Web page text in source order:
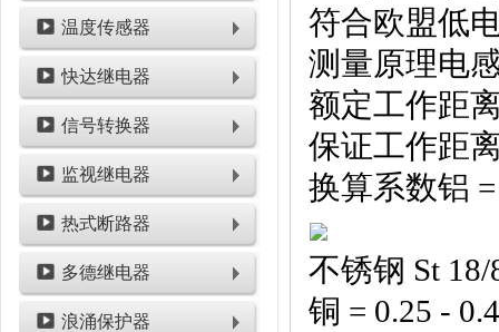
温度传感器
快达继电器
信号转换器
监视继电器
热式断路器
多德继电器
浪涌保护器
符合欧盟低
测量原理电
额定工作距
保证工作距
换算系数铝
不锈钢 St 18/
铜 = 0.25 -